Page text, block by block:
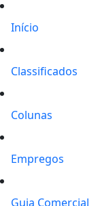
Início
Classificados
Colunas
Empregos
Guia Comercial